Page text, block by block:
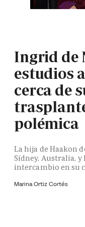
Ingrid de
estudios
cerca de
polémica
La hija de Haakon
Sídney, Australia,
intercambio en su
Marina Ortiz Cortés